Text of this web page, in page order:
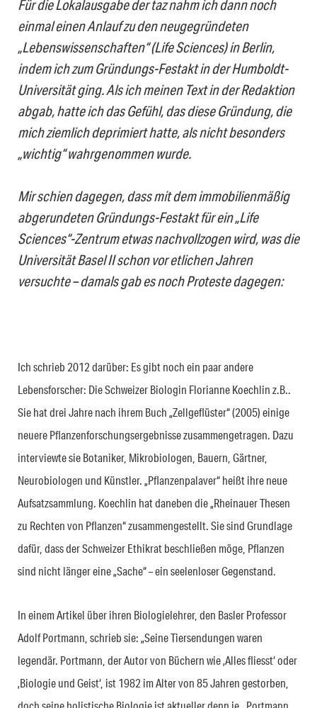
Für die Lokalausgabe der taz nahm ich dann noch
einmal einen Anlauf zu den neugegründeten
„Lebenswissenschaften“ (Life Sciences) in Berlin,
indem ich zum Gründungs-Festakt in der Humboldt-
Universität ging. Als ich meinen Text in der Redaktion
abgab, hatte ich das Gefühl, das diese Gründung, die
mich ziemlich deprimiert hatte, als nicht besonders
„wichtig“ wahrgenommen wurde.
Mir schien dagegen, dass mit dem immobilienmäßig
abgerundeten Gründungs-Festakt für ein „Life
Sciences“-Zentrum etwas nachvollzogen wird, was die
Universität Basel II schon vor etlichen Jahren
versuchte – damals gab es noch Proteste dagegen:
Ich schrieb 2012 darüber: Es gibt noch ein paar andere
Lebensforscher: Die Schweizer Biologin Florianne Koechlin z.B..
Sie hat drei Jahre nach ihrem Buch „Zellgeflüster“ (2005) einige
neuere Pflanzenforschungsergebnisse zusammengetragen. Dazu
interviewte sie Botaniker, Mikrobiologen, Bauern, Gärtner,
Neurobiologen und Künstler. „Pflanzenpalaver“ heißt ihre neue
Aufsatzsammlung. Koechlin hat daneben die „Rheinauer Thesen
zu Rechten von Pflanzen“ zusammengestellt. Sie sind Grundlage
dafür, dass der Schweizer Ethikrat beschließen möge, Pflanzen
sind nicht länger eine „Sache“ – ein seelenloser Gegenstand.
In einem Artikel über ihren Biologielehrer, den Basler Professor
Adolf Portmann, schrieb sie: „Seine Tiersendungen waren
legendär. Portmann, der Autor von Büchern wie ‚Alles fliesst‘ oder
‚Biologie und Geist‘, ist 1982 im Alter von 85 Jahren gestorben,